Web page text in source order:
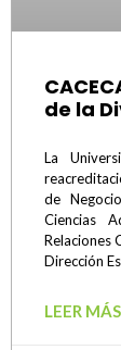
de la
La
de
Ciencias
Relaciones
Dirección
LEER